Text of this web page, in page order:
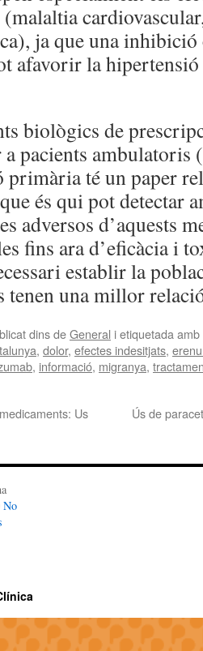
ja que una inhibició
afavorir la
biològics de
pacients
primària té un paper
és qui pot detectar
adversos d’aquests
fins ara d’eficàcia i
establir la
tenen una millor
dins deGeneral i etiquetada amb
, dolor, efectes indesitjats,
, informació, migranya,
Us
Ús de
No